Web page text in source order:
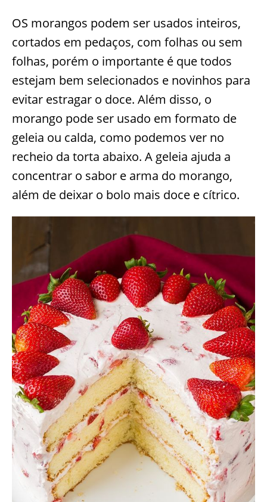
OS morangos podem ser usados inteiros,
cortados em pedaços, com folhas ou sem
folhas, porém o importante é que todos
estejam bem selecionados e novinhos para
evitar estragar o doce. Além disso, o
morango pode ser usado em formato de
geleia ou calda, como podemos ver no
recheio da torta abaixo. A geleia ajuda a
concentrar o sabor e arma do morango,
além de deixar o bolo mais doce e cítrico.